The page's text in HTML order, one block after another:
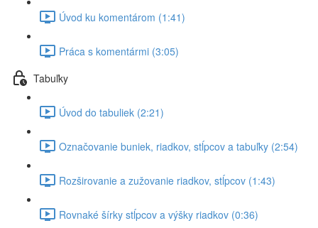
Úvod ku komentárom (1:41)
Práca s komentármi (3:05)
Tabuľky
Úvod do tabuliek (2:21)
Označovanie buniek, riadkov, stĺpcov a tabuľky (2:54)
Rozširovanie a zužovanie riadkov, stĺpcov (1:43)
Rovnaké šírky stĺpcov a výšky riadkov (0:36)